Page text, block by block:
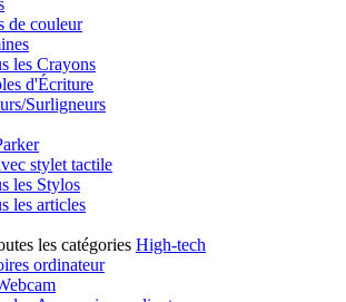
de couleur
les Crayons
d'Écriture
Surligneurs
stylet tactile
les Stylos
les articles
les catégories High-tech
ordinateur